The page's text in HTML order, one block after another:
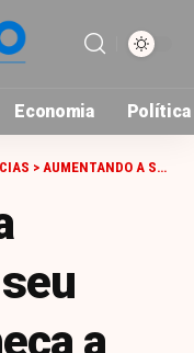
Economia Política
> AUMENTANDO A SEGURANÇA DE SEU NEGÓCIO: CONHEÇA A ADVOCACIA PREVENTIVA!
a